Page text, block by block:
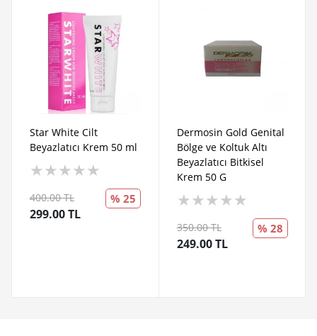
Star White Cilt
Beyazlatıcı Krem 50 ml
★★★★★
400.00 TL
299.00 TL
% 25
Dermosin Gold Genital
Bölge ve Koltuk Altı
Beyazlatıcı Bitkisel
Krem 50 G
★★★★★
350.00 TL
249.00 TL
% 28